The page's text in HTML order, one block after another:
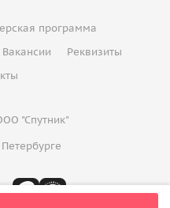
программа
Вакансии
Реквизиты
"Спутник"